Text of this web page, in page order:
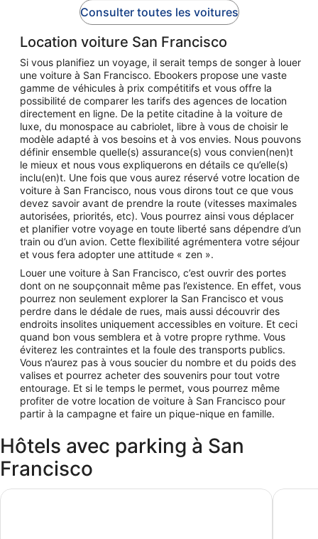
Consulter toutes les voitures
Location voiture San Francisco
Si vous planifiez un voyage, il serait temps de songer à louer
une voiture à San Francisco. Ebookers propose une vaste
gamme de véhicules à prix compétitifs et vous offre la
possibilité de comparer les tarifs des agences de location
directement en ligne. De la petite citadine à la voiture de
luxe, du monospace au cabriolet, libre à vous de choisir le
modèle adapté à vos besoins et à vos envies. Nous pouvons
définir ensemble quelle(s) assurance(s) vous convien(nen)t
le mieux et nous vous expliquerons en détails ce qu’elle(s)
inclu(en)t. Une fois que vous aurez réservé votre location de
voiture à San Francisco, nous vous dirons tout ce que vous
devez savoir avant de prendre la route (vitesses maximales
autorisées, priorités, etc). Vous pourrez ainsi vous déplacer
et planifier votre voyage en toute liberté sans dépendre d’un
train ou d’un avion. Cette flexibilité agrémentera votre séjour
et vous fera adopter une attitude « zen ».
Louer une voiture à San Francisco, c’est ouvrir des portes
dont on ne soupçonnait même pas l’existence. En effet, vous
pourrez non seulement explorer la San Francisco et vous
perdre dans le dédale de rues, mais aussi découvrir des
endroits insolites uniquement accessibles en voiture. Et ceci
quand bon vous semblera et à votre propre rythme. Vous
éviterez les contraintes et la foule des transports publics.
Vous n’aurez pas à vous soucier du nombre et du poids des
valises et pourrez acheter des souvenirs pour tout votre
entourage. Et si le temps le permet, vous pourrez même
profiter de votre location de voiture à San Francisco pour
partir à la campagne et faire un pique-nique en famille.
Hôtels avec parking à San
Francisco
Cow Hollow Inn & Suites